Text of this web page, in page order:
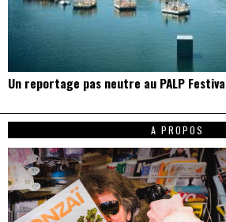
Un reportage pas neutre au PALP
A PROPOS